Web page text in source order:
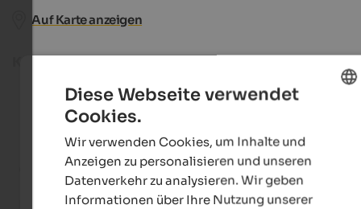
Auf Karte anzeigen
Gastronomie
Kinder & Familie
Markt
GERMAN
Diese Webseite verwendet
Cookies.
Wir verwenden Cookies, um Inhalte und
Anzeigen zu personalisieren und unseren
Datenverkehr zu analysieren. Wir geben
Informationen über Ihre Nutzung unserer